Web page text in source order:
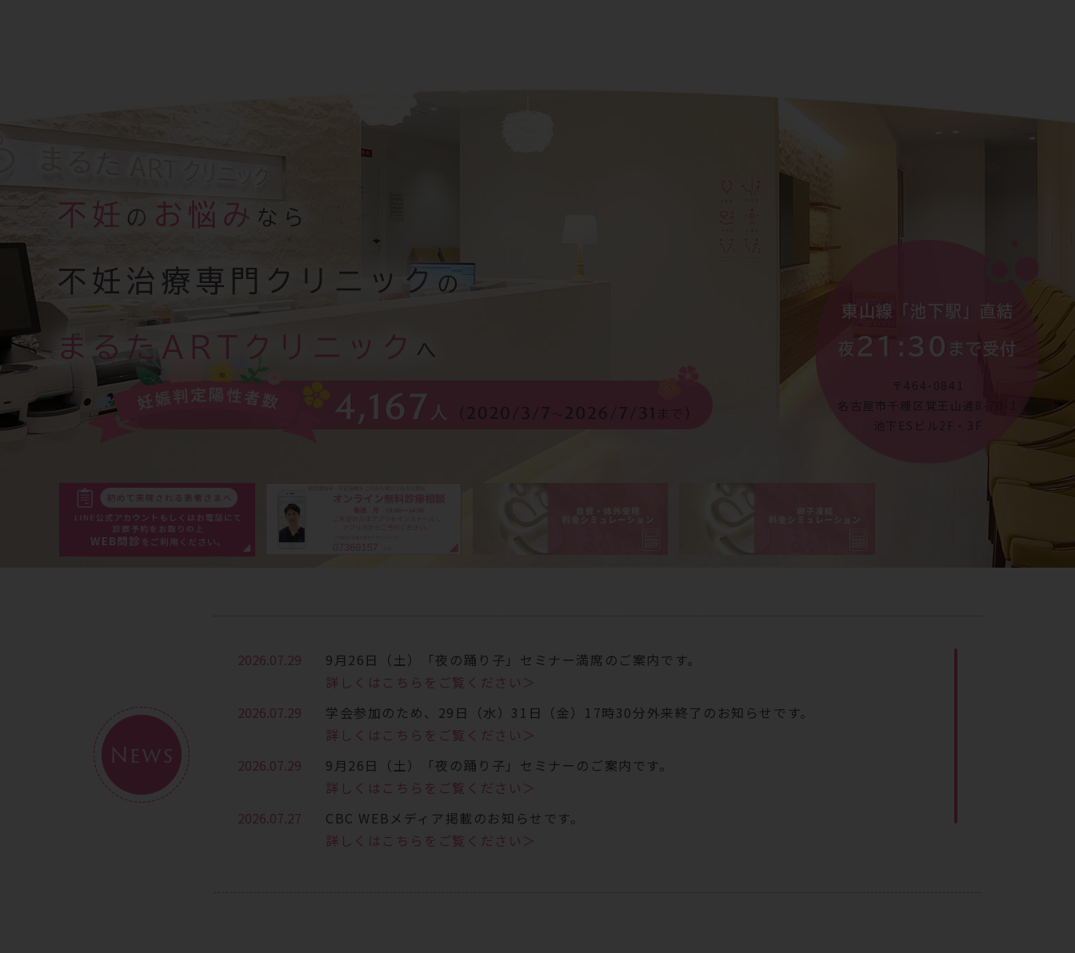
不妊 の お悩み なら
不妊治療専門クリニック の
まるたARTクリニック へ
東山線「池下駅」直結
夜 21:30 まで受付
〒464-0841
名古屋市千種区覚王山通8-70-1
池下ESビル2F・3F
News
2026.07.29
9月26日（土）「夜の踊り子」セミナー満席のご案内です。
詳しくはこちらをご覧ください＞
2026.07.29
学会参加のため、29日（水）31日（金）17時30分外来終了のお知らせです。
詳しくはこちらをご覧ください＞
2026.07.29
9月26日（土）「夜の踊り子」セミナーのご案内です。
詳しくはこちらをご覧ください＞
2026.07.27
CBC WEBメディア掲載のお知らせです。
詳しくはこちらをご覧ください＞